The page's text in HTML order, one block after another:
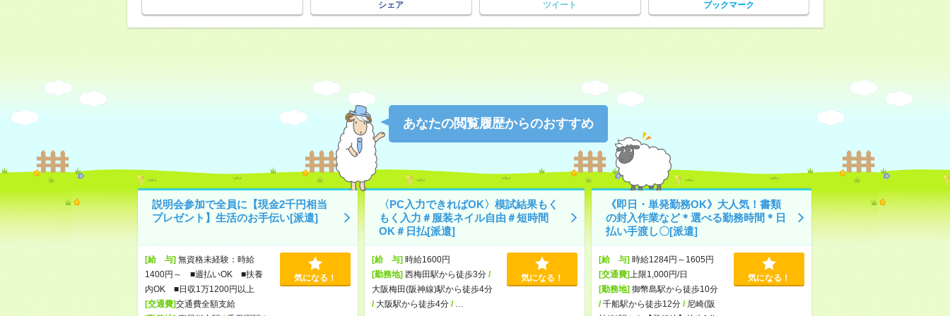
シェア
ツイート ブックマーク
あなたの閲覧履歴からのおすすめ
説明会参加で全員に【現金2千円相当
プレゼント】生活のお手伝い[派遣]
[給 与]無資格未経験：時給
1400円～ ■週払いOK ■扶養
内OK ■日収1万1200円以上
[交通費]交通費全額支給
気になる！
〈PC入力できればOK〉模試結果もく
もく入力＃服装ネイル自由＃短時間
OK＃日払[派遣]
[給 与]時給1600円
[勤務地]西梅田駅から徒歩3分/
大阪梅田(阪神線)駅から徒歩4分
/ 大阪駅から徒歩4分/
気になる！
《即日・単発勤務OK》大人気！書類
の封入作業など＊選べる勤務時間＊日
払い手渡し〇[派遣]
[給 与]時給1284円～1605円
[交通費]上限1,000円/日
[勤務地]御幣島駅から徒歩10分
/千船駅から徒歩12分/ 尼崎(阪
気になる！